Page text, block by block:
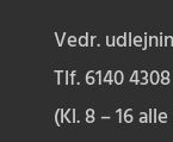
Vedr.
Tlf.6140 4308
(Kl. 8 – 16